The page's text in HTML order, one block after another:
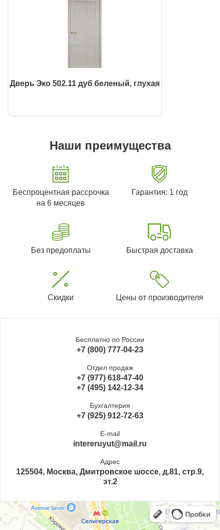
Дверь Эко 502.11 дуб беленый, глухая
Наши преимущества
Беспроцентная рассрочка
на 6 месяцев
Гарантия: 1 год
Без предоплаты Быстрая доставка
Скидки Цены от производителя
Бесплатно по России
+7 (800) 777-04-23
Отдел продаж
+7 (977) 618-47-40
+7 (495) 142-12-34
Бухгалтерия
+7 (925) 912-72-63
E-mail
intereruyut@mail.ru
Адрес
125504, Москва, Дмитровское шоссе, д.81, стр.9,
эт.2